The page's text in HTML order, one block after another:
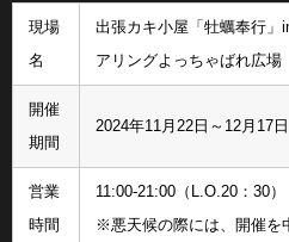
現場
名
出張カキ小屋「牡蠣奉行」
アリングよっちゃばれ広場
開催
期間
2024年11月22日～12月17日
営業
時間
11:00-21:00（L.O.20：30）
※悪天候の際には、開催を